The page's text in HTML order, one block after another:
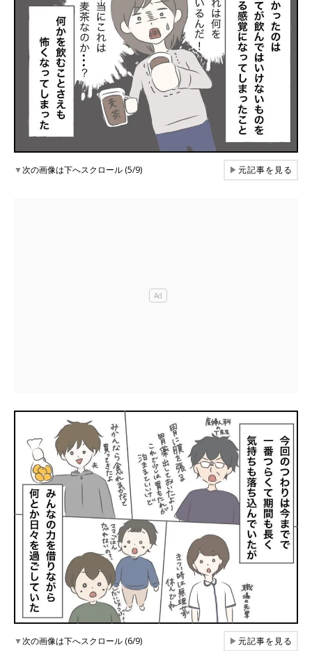
▼次の画像は下へスクロール (5/9) ▶元記事を見る
▼次の画像は下へスクロール (6/9) ▶元記事を見る